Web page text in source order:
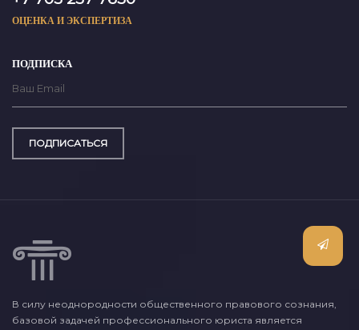
ОЦЕНКА И ЭКСПЕРТИЗА
ПОДПИСКА
ПОДПИСАТЬСЯ
В силу неоднородности общественного правового сознания,
базовой задачей профессионального юриста является